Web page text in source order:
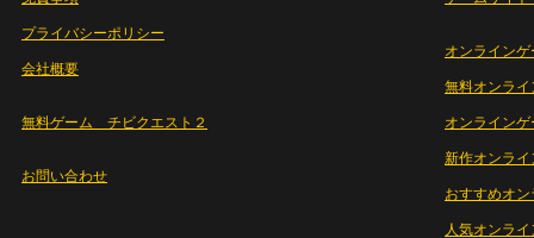
プライバシーポリシー
会社概要
無料ゲーム チビクエスト２
お問い合わせ
オンラインゲ
無料オンライ
オンライン
新作オンライ
おすすめオ
人気オンラ